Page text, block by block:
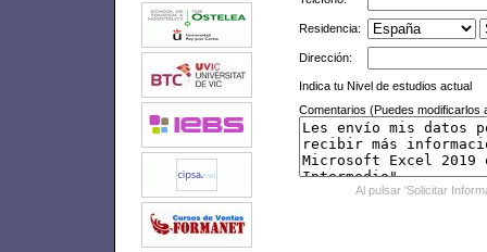
Residencia:
Dirección:
Indica tu Nivel de estudios actual
Comentarios (Puedes modificarlos
Al pulsar 'Solicitar